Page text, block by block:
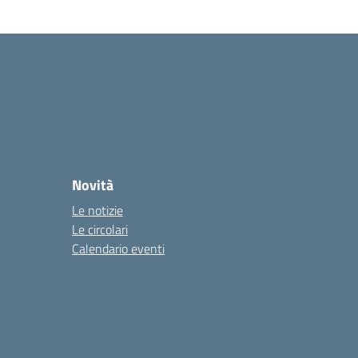
Novità
Le notizie
Le circolari
Calendario eventi